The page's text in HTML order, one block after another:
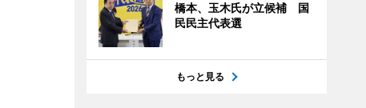
橋本、玉木氏が立候補 国
民民主代表選
もっと見る